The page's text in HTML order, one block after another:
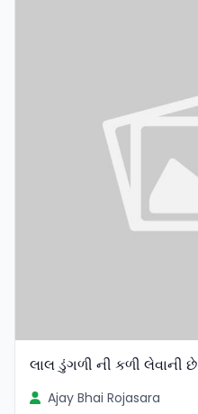
લાલ ડુંગળી ની કળી લેવાની છે
Ajay Bhai Rojasara